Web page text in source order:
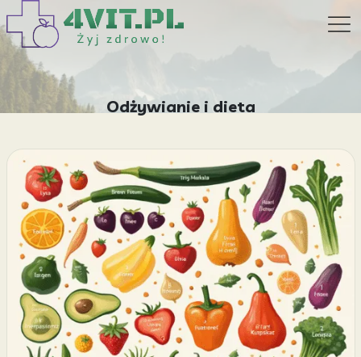
Odżywianie i dieta